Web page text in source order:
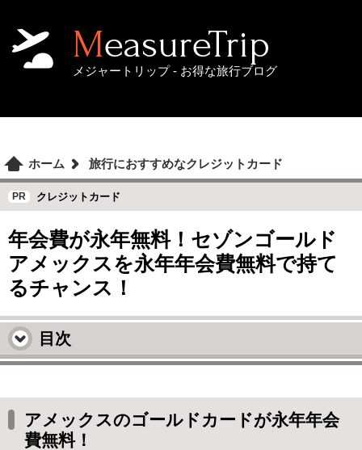
MeasureTrip
メジャートリップ - お得な旅行ブログ
ホーム 旅行におすすめなクレジットカード
クレジットカード
年会費が永年無料！セゾンゴールド
アメックスを永年年会費無料で持て
るチャンス！
目次
セゾンゴールド・アメリカン・エキスプレスカ
アメックスのゴールドカードが永年年会
費無料！